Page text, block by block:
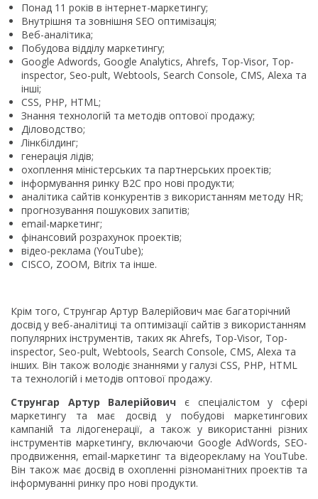
Понад 11 років в інтернет-маркетингу;
Внутрішня та зовнішня SEO оптимізація;
Веб-аналітика;
Побудова відділу маркетингу;
Google Adwords, Google Analytics, Ahrefs, Top-Visor, Top-
inspector, Seo-pult, Webtools, Search Console, CMS, Alexa та
інші;
CSS, PHP, HTML;
Знання технологій та методів оптової продажу;
Діловодство;
Лінкбілдинг;
генерація лідів;
охоплення міністерських та партнерських проектів;
інформування ринку B2C про нові продукти;
аналітика сайтів конкурентів з використанням методу HR;
прогнозування пошукових запитів;
email-маркетинг;
фінансовий розрахунок проектів;
відео-реклама (YouTube);
CISCO, ZOOM, Bitrix та інше.
Крім того, Струнгар Артур Валерійович має багаторічний
досвід у веб-аналітиці та оптимізації сайтів з використанням
популярних інструментів, таких як Ahrefs, Top-Visor, Top-
inspector, Seo-pult, Webtools, Search Console, CMS, Alexa та
інших. Він також володіє знаннями у галузі CSS, PHP, HTML
та технологій і методів оптової продажу.
Струнгар Артур Валерійович є спеціалістом у сфері
маркетингу та має досвід у побудові маркетингових
кампаній та лідогенерації, а також у використанні різних
інструментів маркетингу, включаючи Google AdWords, SEO-
продвиження, email-маркетинг та відеорекламу на YouTube.
Він також має досвід в охопленні різноманітних проектів та
інформуванні ринку про нові продукти.